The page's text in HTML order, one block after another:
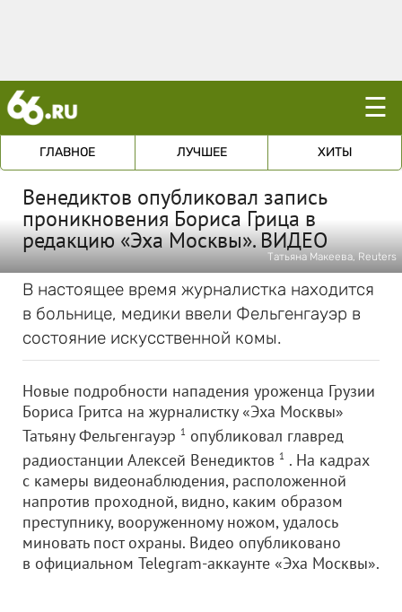
☰
ГЛАВНОЕ ЛУЧШЕЕ ХИТЫ
Венедиктов опубликовал запись
проникновения Бориса Грица в
редакцию «Эха Москвы». ВИДЕО
Татьяна Макеева, Reuters
В настоящее время журналистка находится
в больнице, медики ввели Фельгенгауэр в
состояние искусственной комы.
Новые подробности нападения уроженца Грузии
Бориса Гритса на журналистку «Эха Москвы»
Татьяну Фельгенгауэр 1 опубликовал главред
радиостанции Алексей Венедиктов 1 . На кадрах
с камеры видеонаблюдения, расположенной
напротив проходной, видно, каким образом
преступнику, вооруженному ножом, удалось
миновать пост охраны. Видео опубликовано
в официальном Telegram-аккаунте «Эха Москвы».